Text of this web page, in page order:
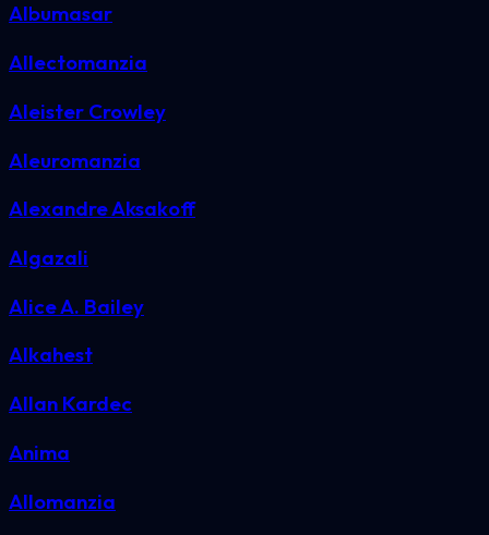
Albumasar
Allectomanzia
Aleister Crowley
Aleuromanzia
Alexandre Aksakoff
Algazali
Alice A. Bailey
Alkahest
Allan Kardec
Anima
Allomanzia